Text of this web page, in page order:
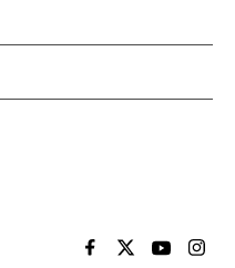
EL PAÍS BRASIL EN
EL PAÍSEL PAÍS
EL